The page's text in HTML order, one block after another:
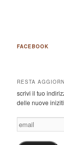
FACEBOOK
RESTA
scrivi il tuo
delle nuove
email